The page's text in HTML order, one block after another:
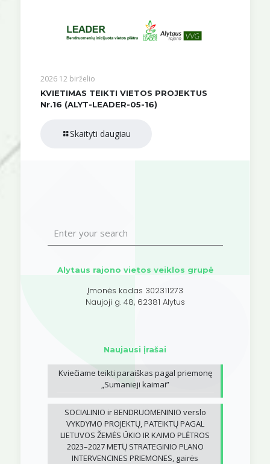
2026 12 birželio
KVIETIMAS TEIKTI VIETOS PROJEKTUS
Nr.16 (ALYT-LEADER-05-16)
Skaityti daugiau
Alytaus rajono vietos veiklos grupė
Įmonės kodas 302311273
Naujoji g. 48, 62381 Alytus
Naujausi įrašai
Kviečiame teikti paraiškas pagal priemonę
„Sumanieji kaimai”
SOCIALINIO ir BENDRUOMENINIO verslo
VYKDYMO PROJEKTŲ, PATEIKTŲ PAGAL
LIETUVOS ŽEMĖS ŪKIO IR KAIMO PLĖTROS
2023–2027 METŲ STRATEGINIO PLANO
INTERVENCINES PRIEMONES, gairės